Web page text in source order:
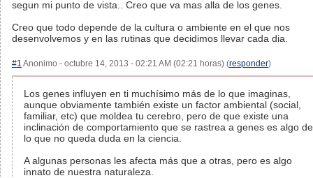
segun mi punto de vista.. Creo que va mas alla de los genes.
Creo que todo depende de la cultura o ambiente en el que nos
desenvolvemos y en las rutinas que decidimos llevar cada dia.
#1 Anonimo - octubre 14, 2013 - 02:21 AM (02:21 horas) (responder)
Los genes influyen en ti muchísimo más de lo que imaginas,
aunque obviamente también existe un factor ambiental (social,
familiar, etc) que moldea tu cerebro, pero de que existe una
inclinación de comportamiento que se rastrea a genes es algo de
lo que no queda duda en la ciencia.
A algunas personas les afecta más que a otras, pero es algo
innato de nuestra naturaleza.